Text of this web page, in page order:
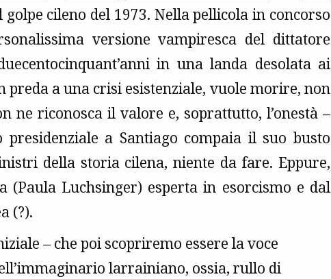
cileno del 1973. Nella pellicola in concorso
versione vampiresca del dittatore
in una landa desolata ai
a una crisi esistenziale, vuole morire, non
ne riconosca il valore e, soprattutto, l’onestà –
a Santiago compaia il suo busto
della storia cilena, niente da fare. Eppure,
(Paula Luchsinger) esperta in esorcismo e dal
(?).
– che poi scopriremo essere la voce
larrainiano, ossia, rullo di